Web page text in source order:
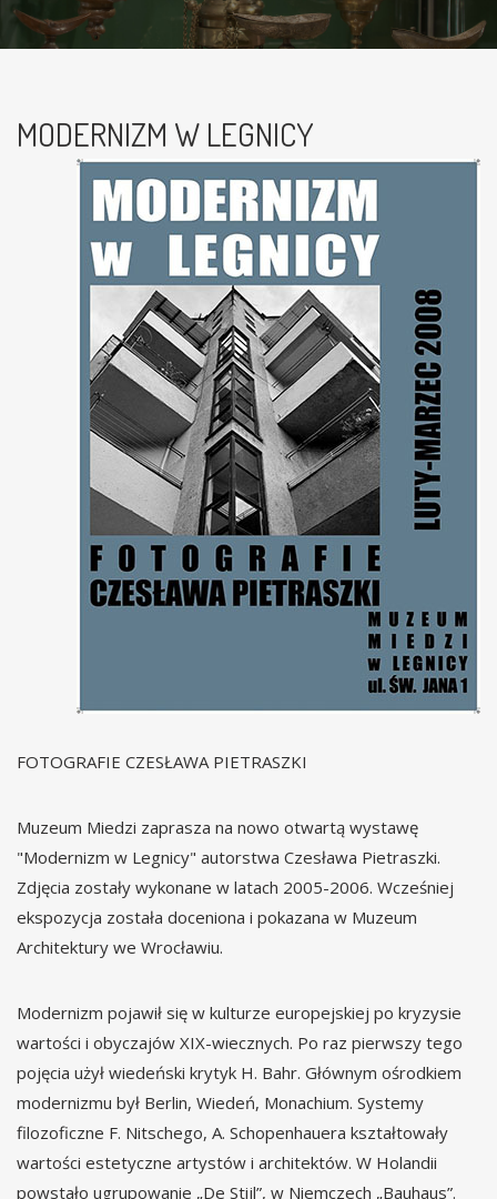
MODERNIZM W LEGNICY
FOTOGRAFIE CZESŁAWA PIETRASZKI
Muzeum Miedzi zaprasza na nowo otwartą wystawę
"Modernizm w Legnicy" autorstwa Czesława Pietraszki.
Zdjęcia zostały wykonane w latach 2005-2006. Wcześniej
ekspozycja została doceniona i pokazana w Muzeum
Architektury we Wrocławiu.
Modernizm pojawił się w kulturze europejskiej po kryzysie
wartości i obyczajów XIX-wiecznych. Po raz pierwszy tego
pojęcia użył wiedeński krytyk H. Bahr. Głównym ośrodkiem
modernizmu był Berlin, Wiedeń, Monachium. Systemy
filozoficzne F. Nitschego, A. Schopenhauera kształtowały
wartości estetyczne artystów i architektów. W Holandii
powstało ugrupowanie „De Stijl”, w Niemczech „Bauhaus”.